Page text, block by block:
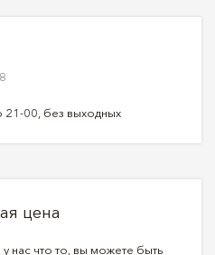
00, без выходных
цена
у нас что то, вы можете быть